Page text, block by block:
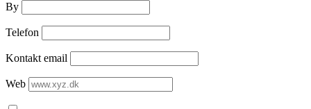
By
Telefon
Kontakt email
Web